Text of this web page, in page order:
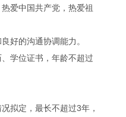
爱中国共产党，热爱祖
好的沟通协调能力。
学位证书，年龄不超过
拟定，最长不超过3年，